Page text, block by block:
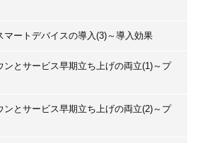
ートデバイスの導入(3)～導入効果
とサービス早期立ち上げの両立(1)～プ
とサービス早期立ち上げの両立(2)～プ